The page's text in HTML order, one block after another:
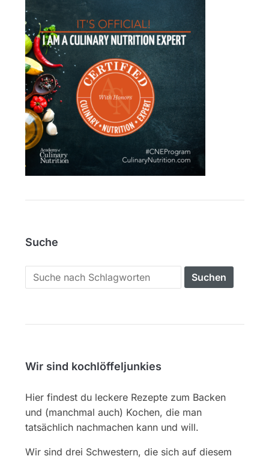
Suche
Search
for:
Wir sind kochlöffeljunkies
Hier findest du leckere Rezepte zum Backen
und (manchmal auch) Kochen, die man
tatsächlich nachmachen kann und will.
Wir sind drei Schwestern, die sich auf diesem